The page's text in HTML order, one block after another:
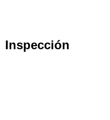
Inspección